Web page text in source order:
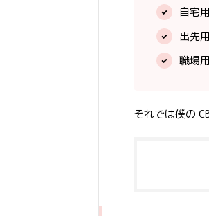
自宅
出先
職場
それでは僕の